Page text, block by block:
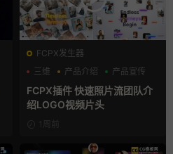
FCPX发生器
三维
产品介绍 产品宣传
FCPX插件 快速照片流团队介
绍LOGO视频片头
1周前